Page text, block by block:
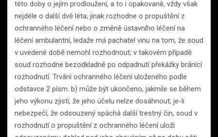
této doby o jejím prodloužení, a to i opakovaně, vždy však
nejdéle o další dvě léta; jinak rozhodne o propuštění z
ochranného léčení nebo o změně ústavního léčení na
léčení ambulantní, ledaže má pachatel vinu na tom, že soud
v uvedené době nemohl rozhodnout; v takovém případě
soud rozhodne bezodkladně po odpadnutí překážky bránící
rozhodnutí. Trvání ochranného léčení uloženého podle
odstavce 2 písm. b) může být ukončeno, jakmile se během
jeho výkonu zjistí, že jeho účelu nelze dosáhnout; je-li
nebezpečí, že odsouzený spáchá další trestný čin, soud v
rozhodnutí o propuštění z ochranného léčení uloží